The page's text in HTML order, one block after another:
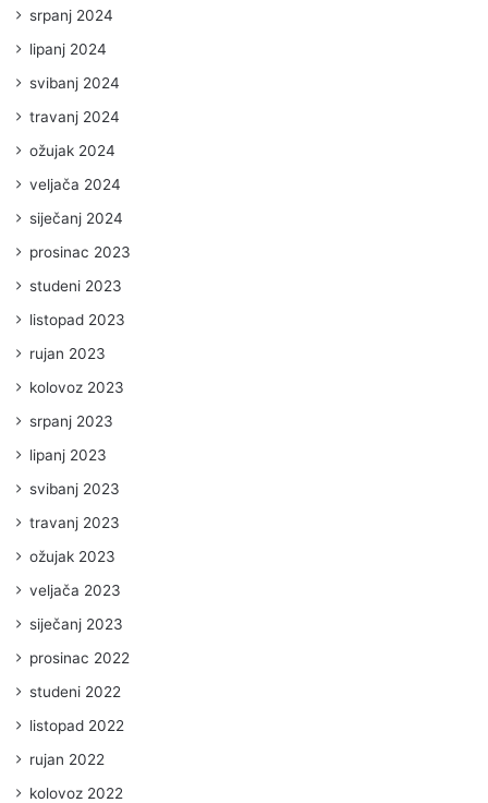
srpanj 2024
lipanj 2024
svibanj 2024
travanj 2024
ožujak 2024
veljača 2024
siječanj 2024
prosinac 2023
studeni 2023
listopad 2023
rujan 2023
kolovoz 2023
srpanj 2023
lipanj 2023
svibanj 2023
travanj 2023
ožujak 2023
veljača 2023
siječanj 2023
prosinac 2022
studeni 2022
listopad 2022
rujan 2022
kolovoz 2022